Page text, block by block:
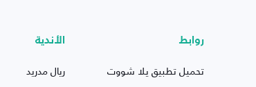
روابط
تحميل تطبيق يلا شووت
الأندية
ريال مدريد